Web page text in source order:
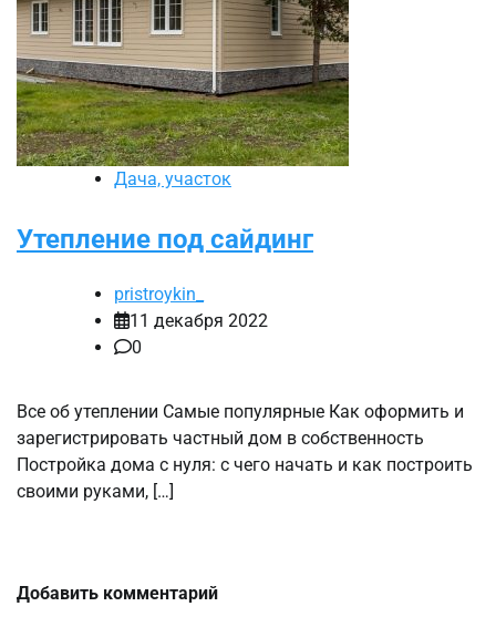
Дача, участок
Утепление под сайдинг
pristroykin_
11 декабря 2022
0
Все об утеплении Самые популярные Как оформить и
зарегистрировать частный дом в собственность
Постройка дома с нуля: с чего начать и как построить
своими руками, […]
Добавить комментарий